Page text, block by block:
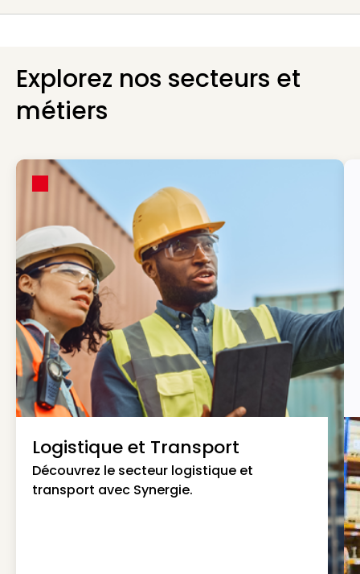
Explorez nos secteurs et
métiers
Logistique et Transport
Découvrez le secteur logistique et
transport avec Synergie.